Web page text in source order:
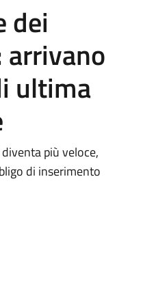
dei
ultima
più veloce,
di inserimento